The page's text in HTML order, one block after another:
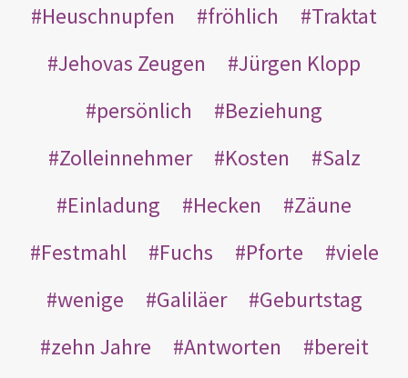
Heuschnupfen
fröhlich
Traktat
Jehovas Zeugen
Jürgen Klopp
persönlich
Beziehung
Zolleinnehmer
Kosten
Salz
Einladung
Hecken
Zäune
Festmahl
Fuchs Pforte
viele
wenige
Galiläer
Geburtstag
zehn Jahre
Antworten
bereit